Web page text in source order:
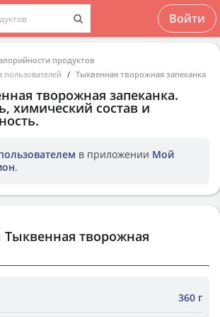
Войти
продуктов
пользователей
Тыквенная творожная запеканка
творожная запеканка.
химический состав и
в приложении Мой
.
творожная
360 г